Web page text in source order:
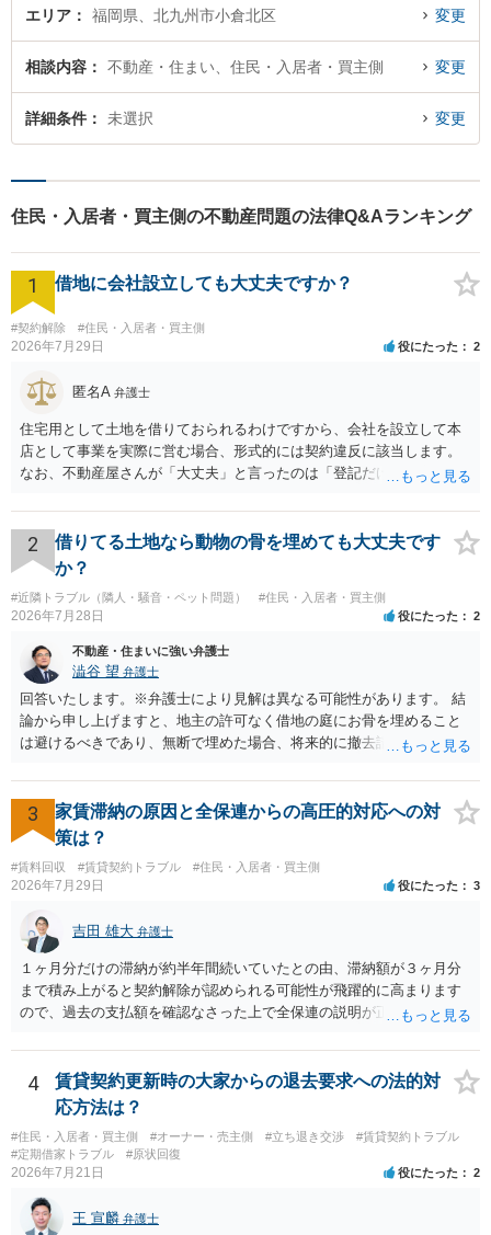
エリア 福岡県、北九州市小倉北区 変更
相談内容 不動産・住まい、住民・入居者・買主側 変更
詳細条件 未選択 変更
住民・入居者・買主側の不動産問題の法律Q&Aランキング
1 借地に会社設立しても大丈夫ですか？
#契約解除 #住民・入居者・買主側
2026年7月29日 役にたった 2
匿名A 弁護士
住宅用として土地を借りておられるわけですから、会社を設立して本
店として事業を実際に営む場合、形式的には契約違反に該当します。
なお、不動産屋さんが「大丈夫」と言ったのは「登記だけなら実務上
れますが、これは法的な保証ではありません。 ただ、解除まで認めら
れるかどうかについては信頼関係が破壊されたかどうかで判断されま
すので、建物を事務所・店舗用に大きく改築する等までなさらない限
り、リスクはそれほど大きくないかもしれません。 しかしそれでも、
大家さんが契約違反を口実に、将来の更新時に更新料の上乗せを要求
したり、立ち退きを迫る材料に使ったりする可能性は否定できませ
ん。
2
借りてる土地なら動物の骨を埋めても大丈夫です
か？
#近隣トラブル（隣人・騒音・ペット問題） #住民・入居者・買主側
2026年7月28日 役にたった 2
不動産・住まいに強い弁護士
澁谷 望 弁護士
回答いたします。※弁護士により見解は異なる可能性があります。 結
論から申し上げますと、地主の許可なく借地の庭にお骨を埋めること
は避けるべきであり、無断で埋めた場合、将来的に撤去請求や退去時
上、自分のペットの遺骨を埋める行為自体は墓地埋葬法違反や不法投
棄には該当しないため、犯罪になるわけではありません。しかし、建
物の所有者は質問者様であっても、土地の所有権はあくまで地主にあ
ります。そのため、地主に無断でお骨を埋める行為は、他人の所有権
を侵害する行為や、借地人としての善管注意義務違反とみなされる可
能性が高いのが私見です。 どうしてもお近くで供養されたい場合は、
事前に地主へ相談して許可を得るか、土地に直接埋めずに大きめの鉢
植え等で供養する「プランター葬」や、ペット霊園等への納骨を検討
されるのが確実かと思います。
3
家賃滞納の原因と全保連からの高圧的対応への対
策は？
#賃料回収 #賃貸契約トラブル #住民・入居者・買主側
2026年7月29日 役にたった 3
吉田 雄大 弁護士
１ヶ月分だけの滞納が約半年間続いていたとの由、滞納額が３ヶ月分
まで積み上がると契約解除が認められる可能性が飛躍的に高まります
ので、過去の支払額を確認なさった上で全保連の説明が正しければ、
た理由は気になるところですが、中身のある返答は期待できないと思
います。
4
賃貸契約更新時の大家からの退去要求への法的対
応方法は？
#住民・入居者・買主側 #オーナー・売主側 #立ち退き交渉
#賃貸契約トラブル
#定期借家トラブル
#原状回復
2026年7月21日 役にたった 2
王 宣麟 弁護士